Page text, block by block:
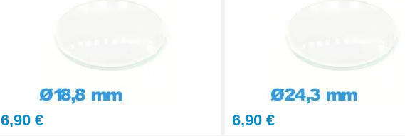
6,90 € 6,90 €